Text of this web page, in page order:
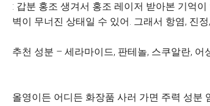
: 갑분 홍조 생겨서 홍조 레이저 받아본 기억
벽이 무너진 상태일 수 있어. 그래서 항염, 진
추천 성분 – 세라마이드, 판테놀, 스쿠알란,
올영이든 어디든 화장품 사러 가면 주력 성분